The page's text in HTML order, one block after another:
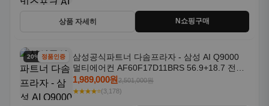
상품 자세히 N쇼핑구매
20% 할인정품인증
삼성공식파트너 다솜프라자 - 삼성 AI Q9000
멀티에어컨 AF60F17D11BRS 56.9+18.7 전국
기본설치포함
1,989,000원2,501,000원
★★★★⭐(3,178)